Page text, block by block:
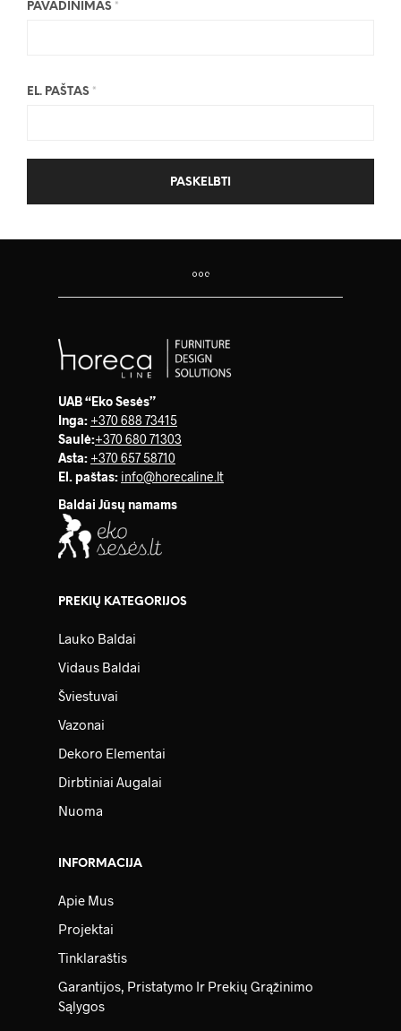
PAVADINIMAS *
EL. PAŠTAS *
UAB “Eko Sesės”
Inga: +370 688 73415
Saulė:+370 680 71303
Asta: +370 657 58710
El. paštas: info@horecaline.lt
Baldai Jūsų namams
PREKIŲ KATEGORIJOS
Lauko Baldai
Vidaus Baldai
Šviestuvai
Vazonai
Dekoro Elementai
Dirbtiniai Augalai
Nuoma
INFORMACIJA
Apie Mus
Projektai
Tinklaraštis
Garantijos, Pristatymo Ir Prekių Grąžinimo
Sąlygos